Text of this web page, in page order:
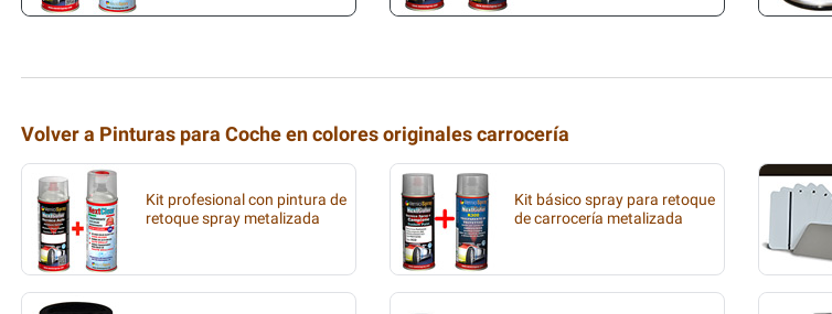
Volver a Pinturas para Coche en colores originales carrocería
Kit profesional con pintura de
retoque spray metalizada
Kit básico spray para retoque
de carrocería metalizada